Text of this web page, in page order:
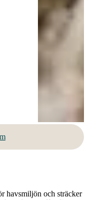
havsmiljön och sträcker